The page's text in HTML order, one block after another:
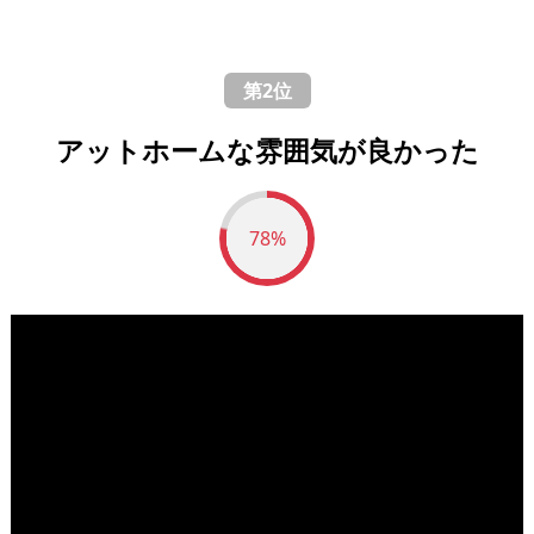
第2位
アットホームな雰囲気が良かった
78%